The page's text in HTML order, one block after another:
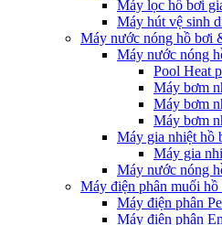
Máy lọc hồ bơi
Máy hút vệ sinh
Máy nước nóng hồ bơi
Máy nước nóng
Pool Heat
Máy bơm
Máy bơm
Máy bơm
Máy gia nhiệt hồ
Máy gia
Máy nước nóng
Máy điện phân muối hồ
Máy điện phân
Máy điện phân